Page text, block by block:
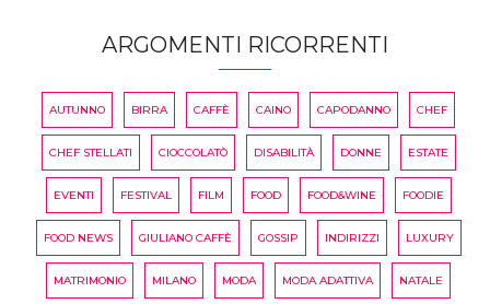
ARGOMENTI RICORRENTI
AUTUNNO BIRRA CAFFÈ CAINO CAPODANNO CHEF
CHEF STELLATI CIOCCOLATÒ DISABILITÀ DONNE ESTATE
EVENTI FESTIVAL FILM FOOD FOOD&WINE FOODIE
FOOD NEWS GIULIANO CAFFÈ GOSSIP INDIRIZZI LUXURY
MATRIMONIO MILANO MODA MODA ADATTIVA NATALE